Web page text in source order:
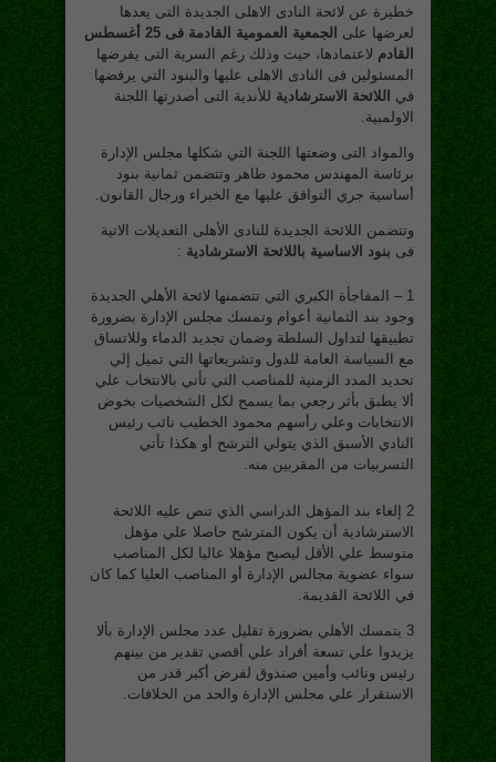
خطيرة عن لائحة النادى الاهلى الجديدة التى يعدها
لعرضها على
الجمعية العمومية القادمة فى 25 أغسطس
القادم لاعتمادها، حيث وذلك رغم السرية التى يفرضها
المسئولين فى النادى الاهلى عليها والبنود التي يرفضها
في اللائحة الاسترشادية للأندية التى أصدرتها اللجنة
الاولمبية.
والمواد التى وضعتها اللجنة التي شكلها مجلس الإدارة
برئاسة المهندس محمود طاهر وتتضمن ثمانية بنود
أساسية جري التوافق عليها مع الخبراء ورجال القانون.
وتتضمن اللائحة الجديدة للنادى الأهلى التعديلات الاتية
فى بنود الاساسية باللائحة الاسترشادية :
1 – المفاجأة الكبري التي تتضمنها لائحة الأهلي الجديدة
وجود بند الثمانية أعوام وتمسك مجلس الإدارة بضرورة
تطبيقها لتداول السلطة وضمان تجديد الدماء وللاتساق
مع السياسة العامة للدول وتشريعاتها التي تميل إلي
تحديد المدد الزمنية للمناصب التي تأتي بالانتخاب علي
ألا يطبق بأثر رجعي بما يسمح لكل الشخصيات بخوض
الانتخابات وعلي رأسهم محمود الخطيب نائب رئيس
النادي الأسبق الذي يتولي الترشح أو هكذا تأتي
التسربيات من المقربين منه.
2 إلغاء بند المؤهل الدراسي الذي تنص عليه اللائحة
الاسترشادية أن يكون المترشح حاصلا علي مؤهل
متوسط علي الأقل ليصبح مؤهلا عاليا لكل المناصب
سواء عضوية مجالس الإدارة أو المناصب العليا كما كان
في اللائحة القديمة.
3 يتمسك الأهلي بضرورة تقليل عدد مجلس الإدارة بألا
يزيدوا علي تسعة أفراد علي أقصي تقدير من بينهم
رئيس ونائب وأمين صندوق لفرض أكبر قدر من
الاستقرار علي مجلس الإدارة والحد من الخلافات.